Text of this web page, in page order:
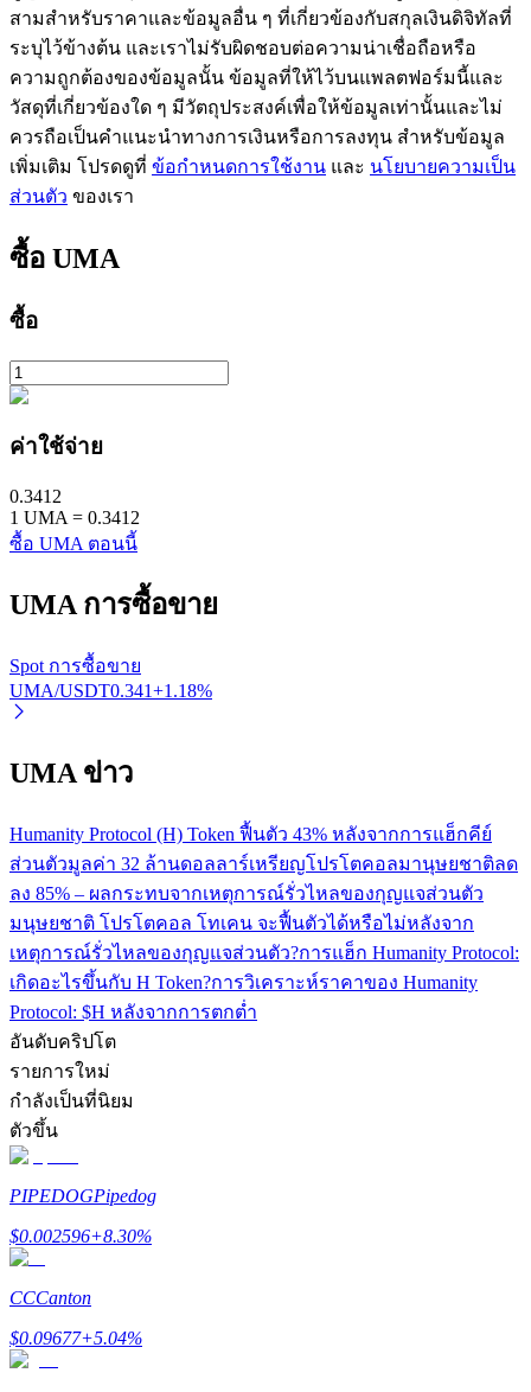
เรียนรู้เกี่ยวกับการสร้างรายได้แบบพาสซีฟ
Bitrue AI
พันธมิตร Bitrue
มากถึง 65% คอมมิชชั่น!
การแนะนำ
เชิญเพื่อนเพื่อรับรางวัลเงินสด
BTC Welcome Rewards
BTC Welcome Rewards
Deposit & Trade BTC to Share 25000 USDT prize pool!
Deposit CASHCAT & Win
สามสำหรับราคาและข้อมูลอื่น ๆ ที่เกี่ยวข้องกับสกุลเงินดิจิทัลที่
ระบุไว้ข้างต้น และเราไม่รับผิดชอบต่อความน่าเชื่อถือหรือ
ความถูกต้องของข้อมูลนั้น ข้อมูลที่ให้ไว้บนแพลตฟอร์มนี้และ
วัสดุที่เกี่ยวข้องใด ๆ มีวัตถุประสงค์เพื่อให้ข้อมูลเท่านั้นและไม่
ควรถือเป็นคำแนะนำทางการเงินหรือการลงทุน สำหรับข้อมูล
เพิ่มเติม โปรดดูที่ ข้อกำหนดการใช้งาน และ นโยบายความเป็น
ส่วนตัว ของเรา
ซื้อ UMA
ซื้อ
ค่าใช้จ่าย
0.3412
1 UMA = 0.3412
ซื้อ UMA ตอนนี้
UMA การซื้อขาย
Spot การซื้อขาย
UMA/USDT0.341+1.18%
UMA ข่าว
Humanity Protocol (H) Token ฟื้นตัว 43% หลังจากการแฮ็กคีย์
ส่วนตัวมูลค่า 32 ล้านดอลลาร์เหรียญโปรโตคอลมานุษยชาติลด
ลง 85% – ผลกระทบจากเหตุการณ์รั่วไหลของกุญแจส่วนตัว
มนุษยชาติ โปรโตคอล โทเคน จะฟื้นตัวได้หรือไม่หลังจาก
เหตุการณ์รั่วไหลของกุญแจส่วนตัว?การแฮ็ก Humanity Protocol:
เกิดอะไรขึ้นกับ H Token?การวิเคราะห์ราคาของ Humanity
Protocol: $H หลังจากการตกต่ำ
อันดับคริปโต
รายการใหม่
กำลังเป็นที่นิยม
ตัวขึ้น
PIPEDOGPipedog
$0.002596+8.30%
CCCanton
$0.09677+5.04%